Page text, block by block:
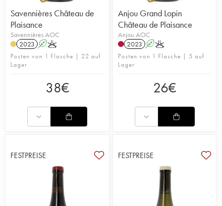
Savennières Château de
Plaisance
Savennières AOC
2023 AK
Posten von 1 Flasche | 22 auf
Lager
38€
Anjou Grand Lopin
Château de Plaisance
Anjou AOC
2023 AK
Posten von 1 Flasche | 5 auf
Lager
26€
FESTPREISE FESTPREISE